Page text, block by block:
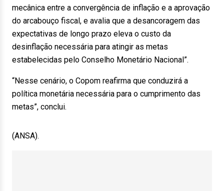
mecânica entre a convergência de inflação e a aprovação
do arcabouço fiscal, e avalia que a desancoragem das
expectativas de longo prazo eleva o custo da
desinflação necessária para atingir as metas
estabelecidas pelo Conselho Monetário Nacional”.
“Nesse cenário, o Copom reafirma que conduzirá a
política monetária necessária para o cumprimento das
metas”, conclui.
(ANSA).